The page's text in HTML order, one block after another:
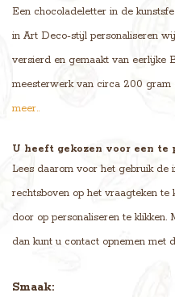
Een chocoladeletter in de
in Art Deco-stijl personaliseren
versierd en gemaakt van eerlijke
meesterwerk van circa 200 gram
meer..
U heeft gekozen voor een te
Lees daarom voor het gebruik de
rechtsboven op het vraagteken te
door op personaliseren te klikken.
dan kunt u contact opnemen met
Smaak: